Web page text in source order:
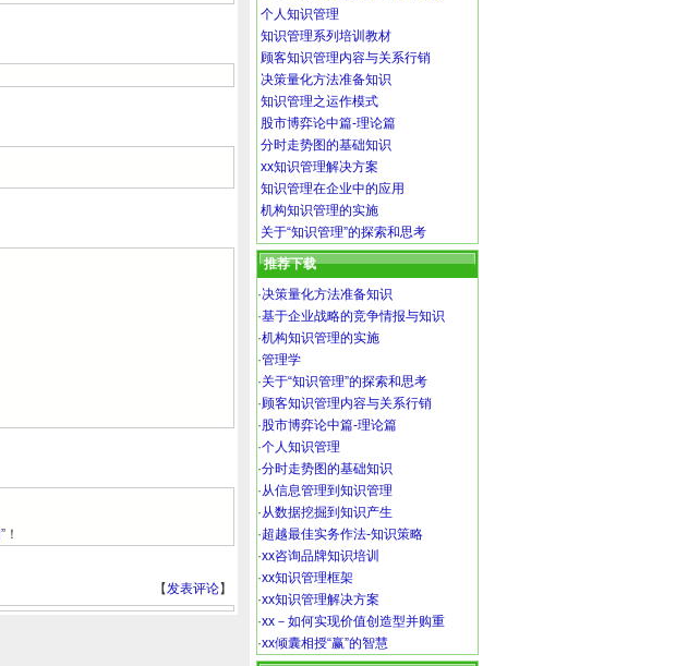
”！
【发表评论】
个人知识管理
知识管理系列培训教材
顾客知识管理内容与关系行销
决策量化方法准备知识
知识管理之运作模式
股市博弈论中篇-理论篇
分时走势图的基础知识
xx知识管理解决方案
知识管理在企业中的应用
机构知识管理的实施
关于“知识管理”的探索和思考
推荐下载
·决策量化方法准备知识
·基于企业战略的竞争情报与知识
·机构知识管理的实施
·管理学
·关于“知识管理”的探索和思考
·顾客知识管理内容与关系行销
·股市博弈论中篇-理论篇
·个人知识管理
·分时走势图的基础知识
·从信息管理到知识管理
·从数据挖掘到知识产生
·超越最佳实务作法-知识策略
·xx咨询品牌知识培训
·xx知识管理框架
·xx知识管理解决方案
·xx－如何实现价值创造型并购重
·xx倾囊相授“赢”的智慧